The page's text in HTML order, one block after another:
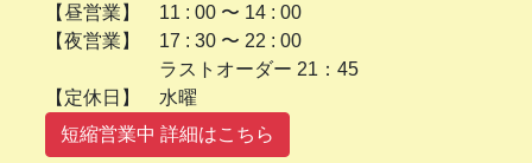
【昼営業】 11 : 00 〜 14 : 00
【夜営業】 17 : 30 〜 22 : 00
ラストオーダー 21：45
【定休日】 水曜
短縮営業中 詳細はこちら